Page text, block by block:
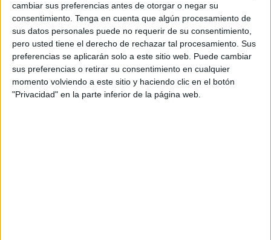
cambiar sus preferencias antes de otorgar o negar su
consentimiento. Tenga en cuenta que algún procesamiento de
sus datos personales puede no requerir de su consentimiento,
pero usted tiene el derecho de rechazar tal procesamiento. Sus
preferencias se aplicarán solo a este sitio web. Puede cambiar
sus preferencias o retirar su consentimiento en cualquier
momento volviendo a este sitio y haciendo clic en el botón
"Privacidad" en la parte inferior de la página web.